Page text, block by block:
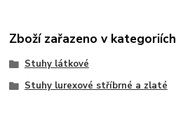
Zboží zařazeno v kategoriích
Stuhy látkové
Stuhy lurexové stříbrné a zlaté